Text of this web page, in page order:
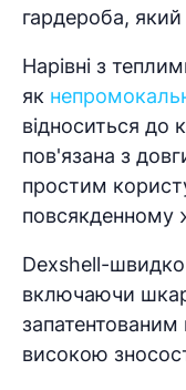
гардероба,
Нарівні з
як
відноситься до
пов'язана з
простим
повсякденному
Dexshell-
включаючи
високою